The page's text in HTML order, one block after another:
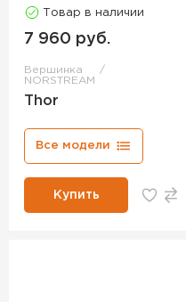
Товар в наличии
7 960 руб.
Вершинка
NORSTREAM
Thor
Все модели
Купить